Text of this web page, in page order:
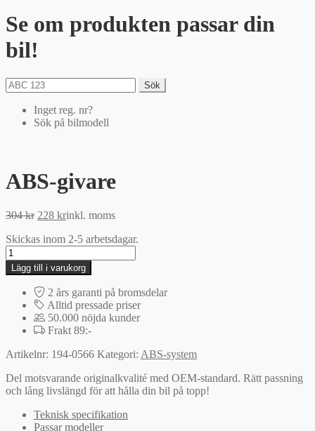
Se om produkten passar din
bil!
Sök
Inget reg. nr?
Sök på bilmodell
ABS-givare
304kr Det
priset
304 kr.
228 krDet
priset
228 kr.
inkl. moms
Skickas inom 2-5 arbetsdagar.
ABS-
givare
mängd
Lägg till i varukorg
2 års garanti på bromsdelar
Alltid pressade priser
50.000 nöjda kunder
Frakt 89:-
Artikelnr: 194-0566 Kategori: ABS-system
Del motsvarande originalkvalité med OEM-standard. Rätt passning
och lång livslängd för att hålla din bil på topp!
Teknisk specifikation
Passar modeller